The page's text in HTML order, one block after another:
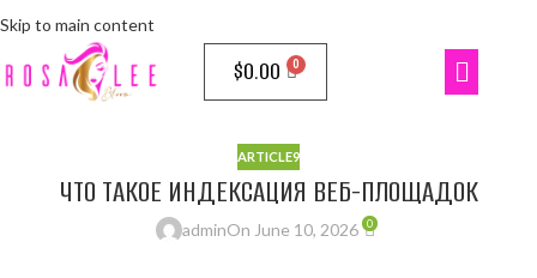
Skip to main content
$0.00
ARTICLE9
ЧТО ТАКОЕ ИНДЕКСАЦИЯ ВЕБ-ПЛОЩАДОК
adminOn June 10, 2026 0